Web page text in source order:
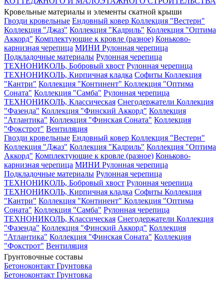
Кровельные материалы и элементы скатной крыши
Гвозди кровельные Ендовный ковер Коллекция "Вестерн"
Коллекция "Джаз" Коллекция "Кадриль" Коллекция "Оптима
Аккорд" Комплектующие к кровле (разное) Коньково-
карнизная черепица МИНИ Рулонная черепица
Подкладочные материалы Рулонная черепица
ТЕХНОНИКОЛЬ, Бобровый хвост Рулонная черепица
ТЕХНОНИКОЛЬ, Кирпичная кладка Софиты Коллекция
"Кантри" Коллекция "Континент" Коллекция "Оптима
Соната" Коллекция "Самба" Рулонная черепица
ТЕХНОНИКОЛЬ, Классическая Снегодержатели Коллекция
"Фазенда" Коллекция "Финский Аккорд" Коллекция
"Атлантика" Коллекция "Финская Соната" Коллекция
"Фокстрот" Вентиляция
Гвозди кровельные Ендовный ковер Коллекция "Вестерн"
Коллекция "Джаз" Коллекция "Кадриль" Коллекция "Оптима
Аккорд" Комплектующие к кровле (разное) Коньково-
карнизная черепица МИНИ Рулонная черепица
Подкладочные материалы Рулонная черепица
ТЕХНОНИКОЛЬ, Бобровый хвост Рулонная черепица
ТЕХНОНИКОЛЬ, Кирпичная кладка Софиты Коллекция
"Кантри" Коллекция "Континент" Коллекция "Оптима
Соната" Коллекция "Самба" Рулонная черепица
ТЕХНОНИКОЛЬ, Классическая Снегодержатели Коллекция
"Фазенда" Коллекция "Финский Аккорд" Коллекция
"Атлантика" Коллекция "Финская Соната" Коллекция
"Фокстрот" Вентиляция
Грунтовочные составы
Бетоноконтакт Грунтовка
Бетоноконтакт Грунтовка